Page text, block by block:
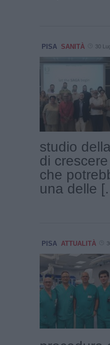
PISA SANITÀ 30
studio
di
che
una delle
PISA ATTUALITÀ